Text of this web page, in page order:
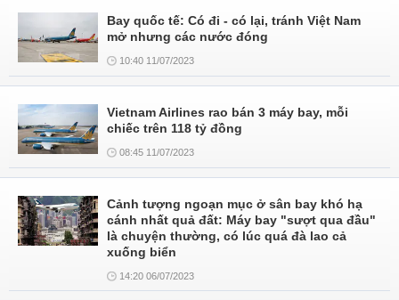
Bay quốc tế: Có đi - có lại, tránh Việt Nam
mở nhưng các nước đóng
10:40 11/07/2023
Vietnam Airlines rao bán 3 máy bay, mỗi
chiếc trên 118 tỷ đồng
08:45 11/07/2023
Cảnh tượng ngoạn mục ở sân bay khó hạ
cánh nhất quả đất: Máy bay "sượt qua đầu"
là chuyện thường, có lúc quá đà lao cả
xuống biển
14:20 06/07/2023